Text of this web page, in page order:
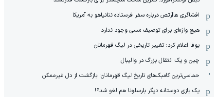
افشاگری هاآرتص درباره سفر فرستاده نتانیاهو به آمریکا
هیچ واژه‌ای برای توصیف مسی وجود ندارد
یوفا اعلام کرد: تغییر تاریخی در لیگ قهرمانان
چین و یک انتقال بزرگ در والیبال
حماسی‌ترین کامبک‌های تاریخ لیگ قهرمانان؛ بازگشت از دل غیرممکن
یک بازی دوستانه دیگر بارسلونا هم لغو شد؟!